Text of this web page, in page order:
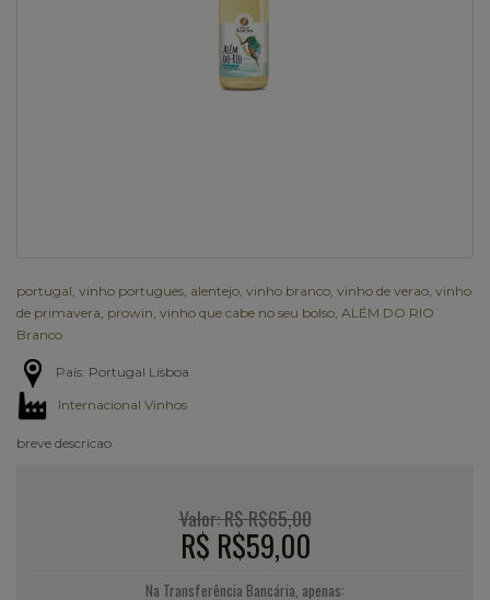
portugal vinho portugues alentejo vinho branco vinho de verao vinho
de primavera prowin vinho que cabe no seu bolso ALÉM DO RIO
Branco
País: Portugal Lisboa
Internacional Vinhos
breve descricao
Valor: R$ R$65,00
R$ R$59,00
Na Transferência Bancária, apenas: